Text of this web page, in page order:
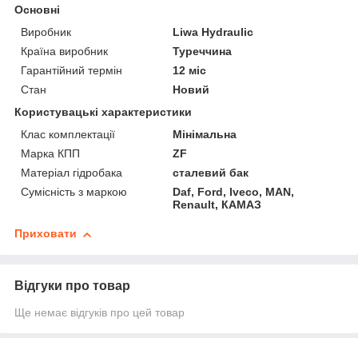
Основні
Виробник
Liwa Hydraulic
Країна виробник
Туреччина
Гарантійний термін
12 міс
Стан
Новий
Користувацькі характеристики
Клас комплектації
Мінімальна
Марка КПП
ZF
Матеріал гідробака
сталевий бак
Сумісність з маркою
Daf, Ford, Iveco, MAN,
Renault, КАМАЗ
Приховати
Відгуки про товар
Ще немає відгуків про цей товар